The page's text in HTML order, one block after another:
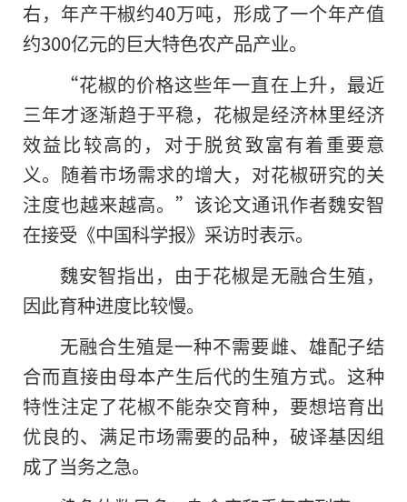
右，年产干椒约40万吨，形成了一个年产值
约300亿元的巨大特色农产品产业。
“花椒的价格这些年一直在上升，最近
三年才逐渐趋于平稳，花椒是经济林里经济
效益比较高的，对于脱贫致富有着重要意
义。随着市场需求的增大，对花椒研究的关
注度也越来越高。”该论文通讯作者魏安智
在接受《中国科学报》采访时表示。
魏安智指出，由于花椒是无融合生殖，
因此育种进度比较慢。
无融合生殖是一种不需要雌、雄配子结
合而直接由母本产生后代的生殖方式。这种
特性注定了花椒不能杂交育种，要想培育出
优良的、满足市场需要的品种，破译基因组
成了当务之急。